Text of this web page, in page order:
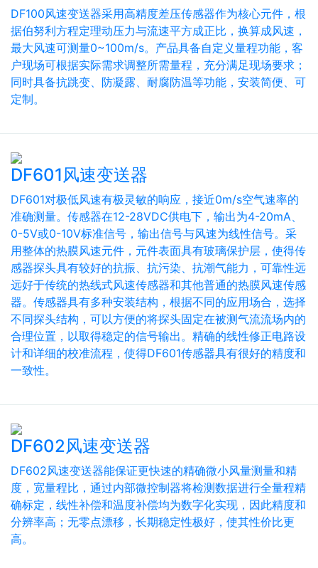
DF100风速变送器采用高精度差压传感器作为核心元件，根
据伯努利方程定理动压力与流速平方成正比，换算成风速，
最大风速可测量0~100m/s。产品具备自定义量程功能，客
户现场可根据实际需求调整所需量程，充分满足现场要求；
同时具备抗跳变、防凝露、耐腐防温等功能，安装简便、可
定制。
DF601风速变送器
DF601对极低风速有极灵敏的响应，接近0m/s空气速率的
准确测量。传感器在12-28VDC供电下，输出为4-20mA、
0-5V或0-10V标准信号，输出信号与风速为线性信号。采
用整体的热膜风速元件，元件表面具有玻璃保护层，使得传
感器探头具有较好的抗振、抗污染、抗潮气能力，可靠性远
远好于传统的热线式风速传感器和其他普通的热膜风速传感
器。传感器具有多种安装结构，根据不同的应用场合，选择
不同探头结构，可以方便的将探头固定在被测气流流场内的
合理位置，以取得稳定的信号输出。精确的线性修正电路设
计和详细的校准流程，使得DF601传感器具有很好的精度和
一致性。
DF602风速变送器
DF602风速变送器能保证更快速的精确微小风量测量和精
度，宽量程比，通过内部微控制器将检测数据进行全量程精
确标定，线性补偿和温度补偿均为数字化实现，因此精度和
分辨率高；无零点漂移，长期稳定性极好，使其性价比更
高。